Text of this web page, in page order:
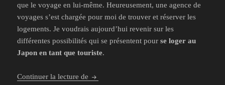
que le voyage en lui-même. Heureusement, une agence de
voyages s’est chargée pour moi de trouver et réserver les
logements. Je voudrais aujourd’hui revenir sur les
différentes possibilités qui se présentent pourse loger au
Japon en tant que touriste.
Continuer la lecture de Bilan du voyage au Japon – Logements